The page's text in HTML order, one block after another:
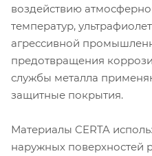
воздействию
температур,
агрессивной
предотвращения
службы металла
защитные покрытия.
Материалы CERTA
наружных поверхностей